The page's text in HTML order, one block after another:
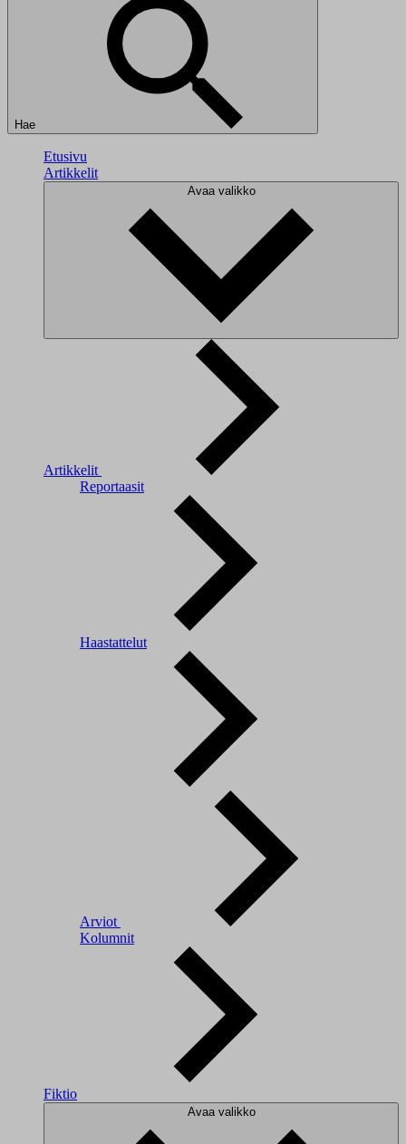
Hae
Etusivu
Artikkelit
Avaa valikko
Artikkelit
Reportaasit
Haastattelut
Arviot
Kolumnit
Fiktio
Avaa valikko